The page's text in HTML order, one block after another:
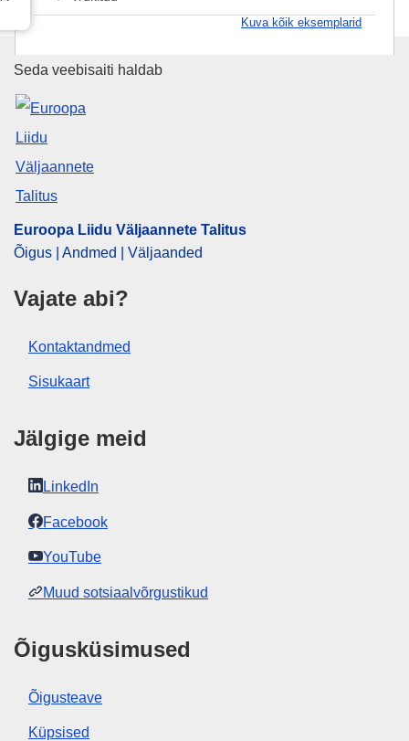
Kuva kõik eksemplarid
Euroopa Liidu Väljaannete
Seda veebisaiti haldab
Euroopa Liidu Väljaannete Talitus
Õigus | Andmed | Väljaanded
Vajate abi?
Kontaktandmed
Sisukaart
Jälgige meid
LinkedIn
Facebook
YouTube
Muud sotsiaalvõrgustikud
Õigusküsimused
Õigusteave
Küpsised